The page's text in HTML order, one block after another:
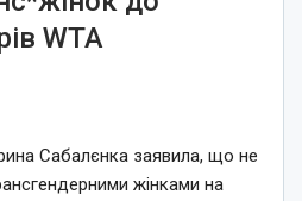
WTA
Сабалєнка заявила, що не
жінками на